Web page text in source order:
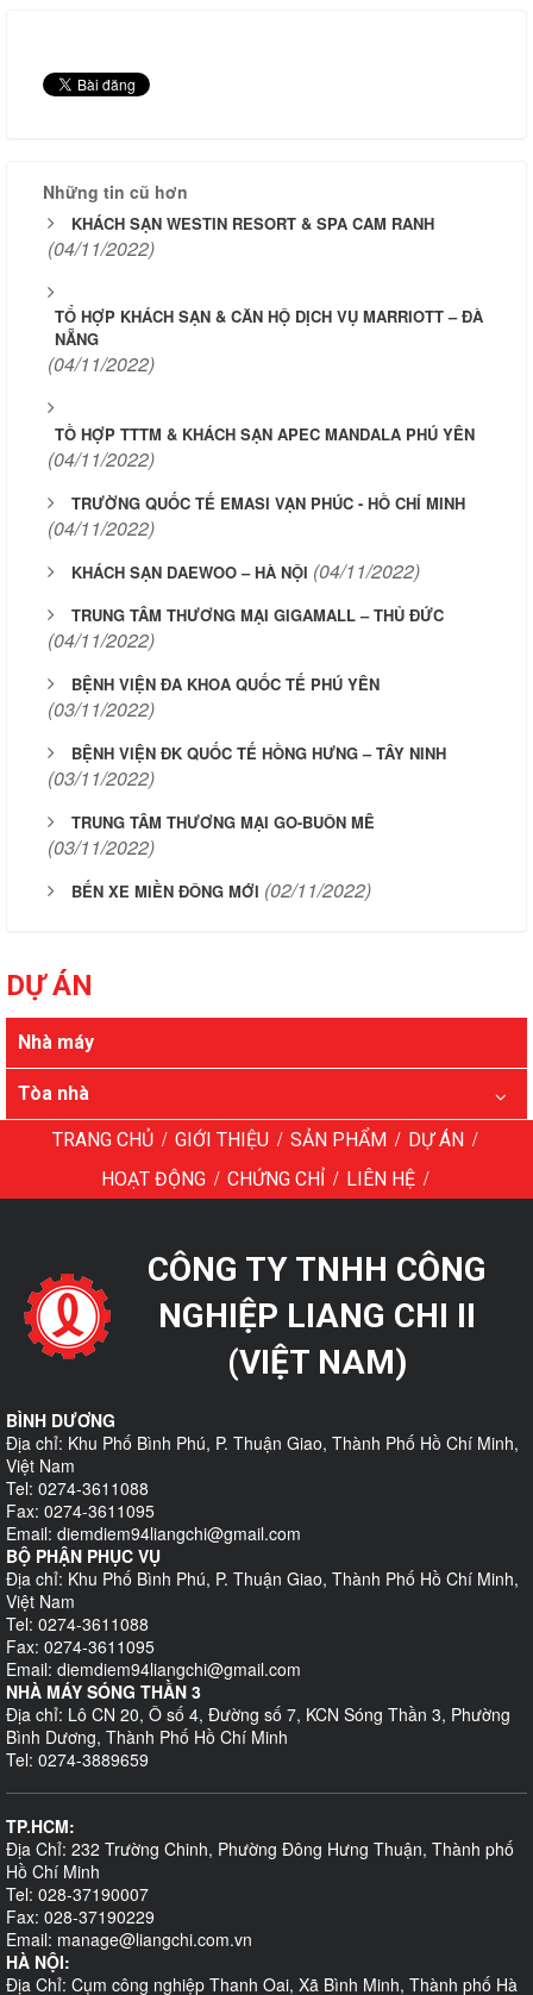
Những tin cũ hơn
KHÁCH SẠN WESTIN RESORT & SPA CAM RANH
(04/11/2022)
TỔ HỢP KHÁCH SẠN & CĂN HỘ DỊCH VỤ MARRIOTT – ĐÀ
NẴNG
(04/11/2022)
TỒ HỢP TTTM & KHÁCH SẠN APEC MANDALA PHÚ YÊN
(04/11/2022)
TRƯỜNG QUỐC TẾ EMASI VẠN PHÚC - HỒ CHÍ MINH
(04/11/2022)
KHÁCH SẠN DAEWOO – HÀ NỘI (04/11/2022)
TRUNG TÂM THƯƠNG MẠI GIGAMALL – THỦ ĐỨC
(04/11/2022)
BỆNH VIỆN ĐA KHOA QUỐC TẾ PHÚ YÊN
(03/11/2022)
BỆNH VIỆN ĐK QUỐC TẾ HỒNG HƯNG – TÂY NINH
(03/11/2022)
TRUNG TÂM THƯƠNG MẠI GO-BUÔN MÊ
(03/11/2022)
BẾN XE MIỀN ĐÔNG MỚI (02/11/2022)
DỰ ÁN
Nhà máy
Tòa nhà
TRANG CHỦ / GIỚI THIỆU / SẢN PHẨM / DỰ ÁN /
HOẠT ĐỘNG / CHỨNG CHỈ / LIÊN HỆ /
CÔNG TY TNHH CÔNG
NGHIỆP LIANG CHI II
(VIỆT NAM)
BÌNH DƯƠNG
Địa chỉ: Khu Phố Bình Phú, P. Thuận Giao, Thành Phố Hồ Chí Minh,
Việt Nam
Tel: 0274-3611088
Fax: 0274-3611095
Email: diemdiem94liangchi@gmail.com
BỘ PHẬN PHỤC VỤ
Địa chỉ: Khu Phố Bình Phú, P. Thuận Giao, Thành Phố Hồ Chí Minh,
Việt Nam
Tel: 0274-3611088
Fax: 0274-3611095
Email: diemdiem94liangchi@gmail.com
NHÀ MÁY SÓNG THẦN 3
Địa chỉ: Lô CN 20, Ô số 4, Đường số 7, KCN Sóng Thần 3, Phường
Bình Dương, Thành Phố Hồ Chí Minh
Tel: 0274-3889659
TP.HCM:
Địa Chỉ: 232 Trường Chinh, Phường Đông Hưng Thuận, Thành phố
Hồ Chí Minh
Tel: 028-37190007
Fax: 028-37190229
Email: manage@liangchi.com.vn
HÀ NỘI:
Địa Chỉ: Cụm công nghiệp Thanh Oai, Xã Bình Minh, Thành phố Hà